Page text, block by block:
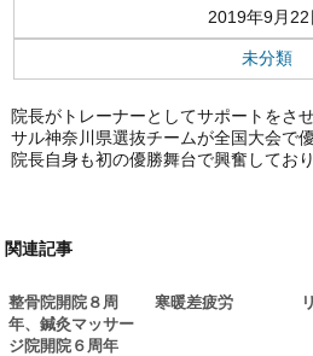
2019年9月22
未分類
院長がトレーナーとしてサポートをさ
サル神奈川県選抜チームが全国大会で
院長自身も初の優勝舞台で興奮してお
関連記事
整骨院開院８周
年、鍼灸マッサー
ジ院開院６周年
寒暖差疲労